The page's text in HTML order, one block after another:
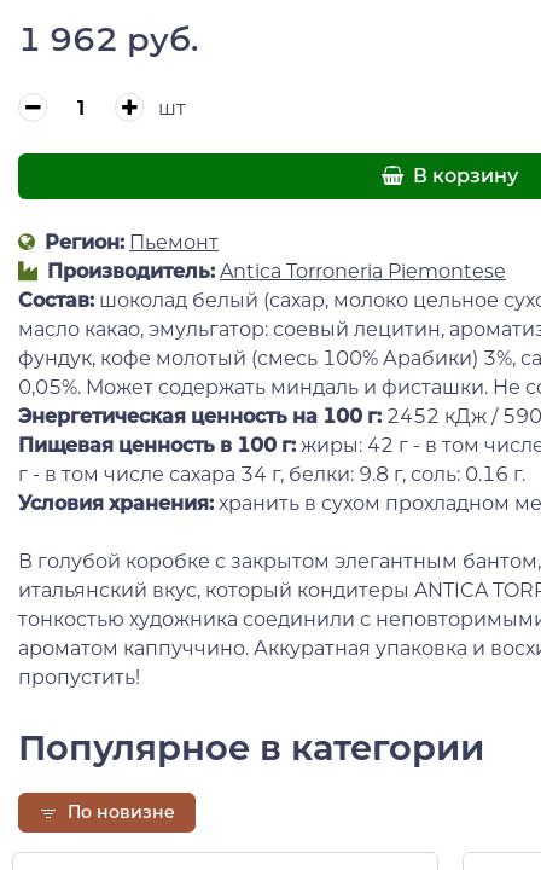
1 962 руб.
шт
В корзину
Регион: Пьемонт
Производитель: Antica Torroneria Piemontese
Состав: шоколад белый (сахар, молоко цельное
масло какао, эмульгатор: соевый лецитин,
фундук, кофе молотый (смесь 100% Арабики) 3%,
0,05%. Может содержать миндаль и фисташки. Не
Энергетическая ценность на 100 г: 2452 кДж /
Пищевая ценность в 100 г: жиры: 42 г - в том
г - в том числе сахара 34 г, белки: 9.8 г, соль: 0.16 г.
Условия хранения: хранить в сухом прохладном
В голубой коробке с закрытом элегантным
итальянский вкус, который кондитеры ANTICA
тонкостью художника соединили с
ароматом каппуччино. Аккуратная упаковка и
пропустить!
Популярное в категории
По новизне